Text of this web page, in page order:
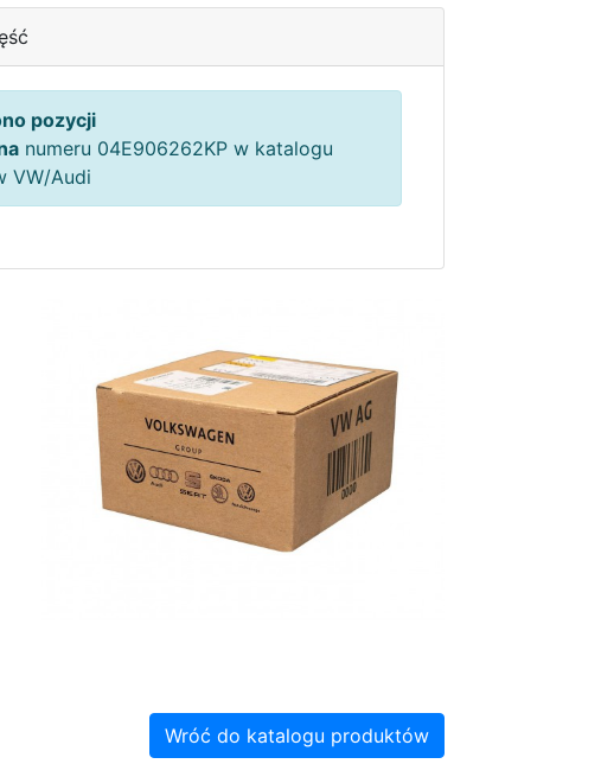
pozycji
numeru 04E906262KP w katalogu
VW/Audi
Wróć do katalogu produktów